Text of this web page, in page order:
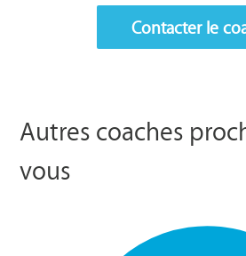
Contacter le
Autres coaches
vous